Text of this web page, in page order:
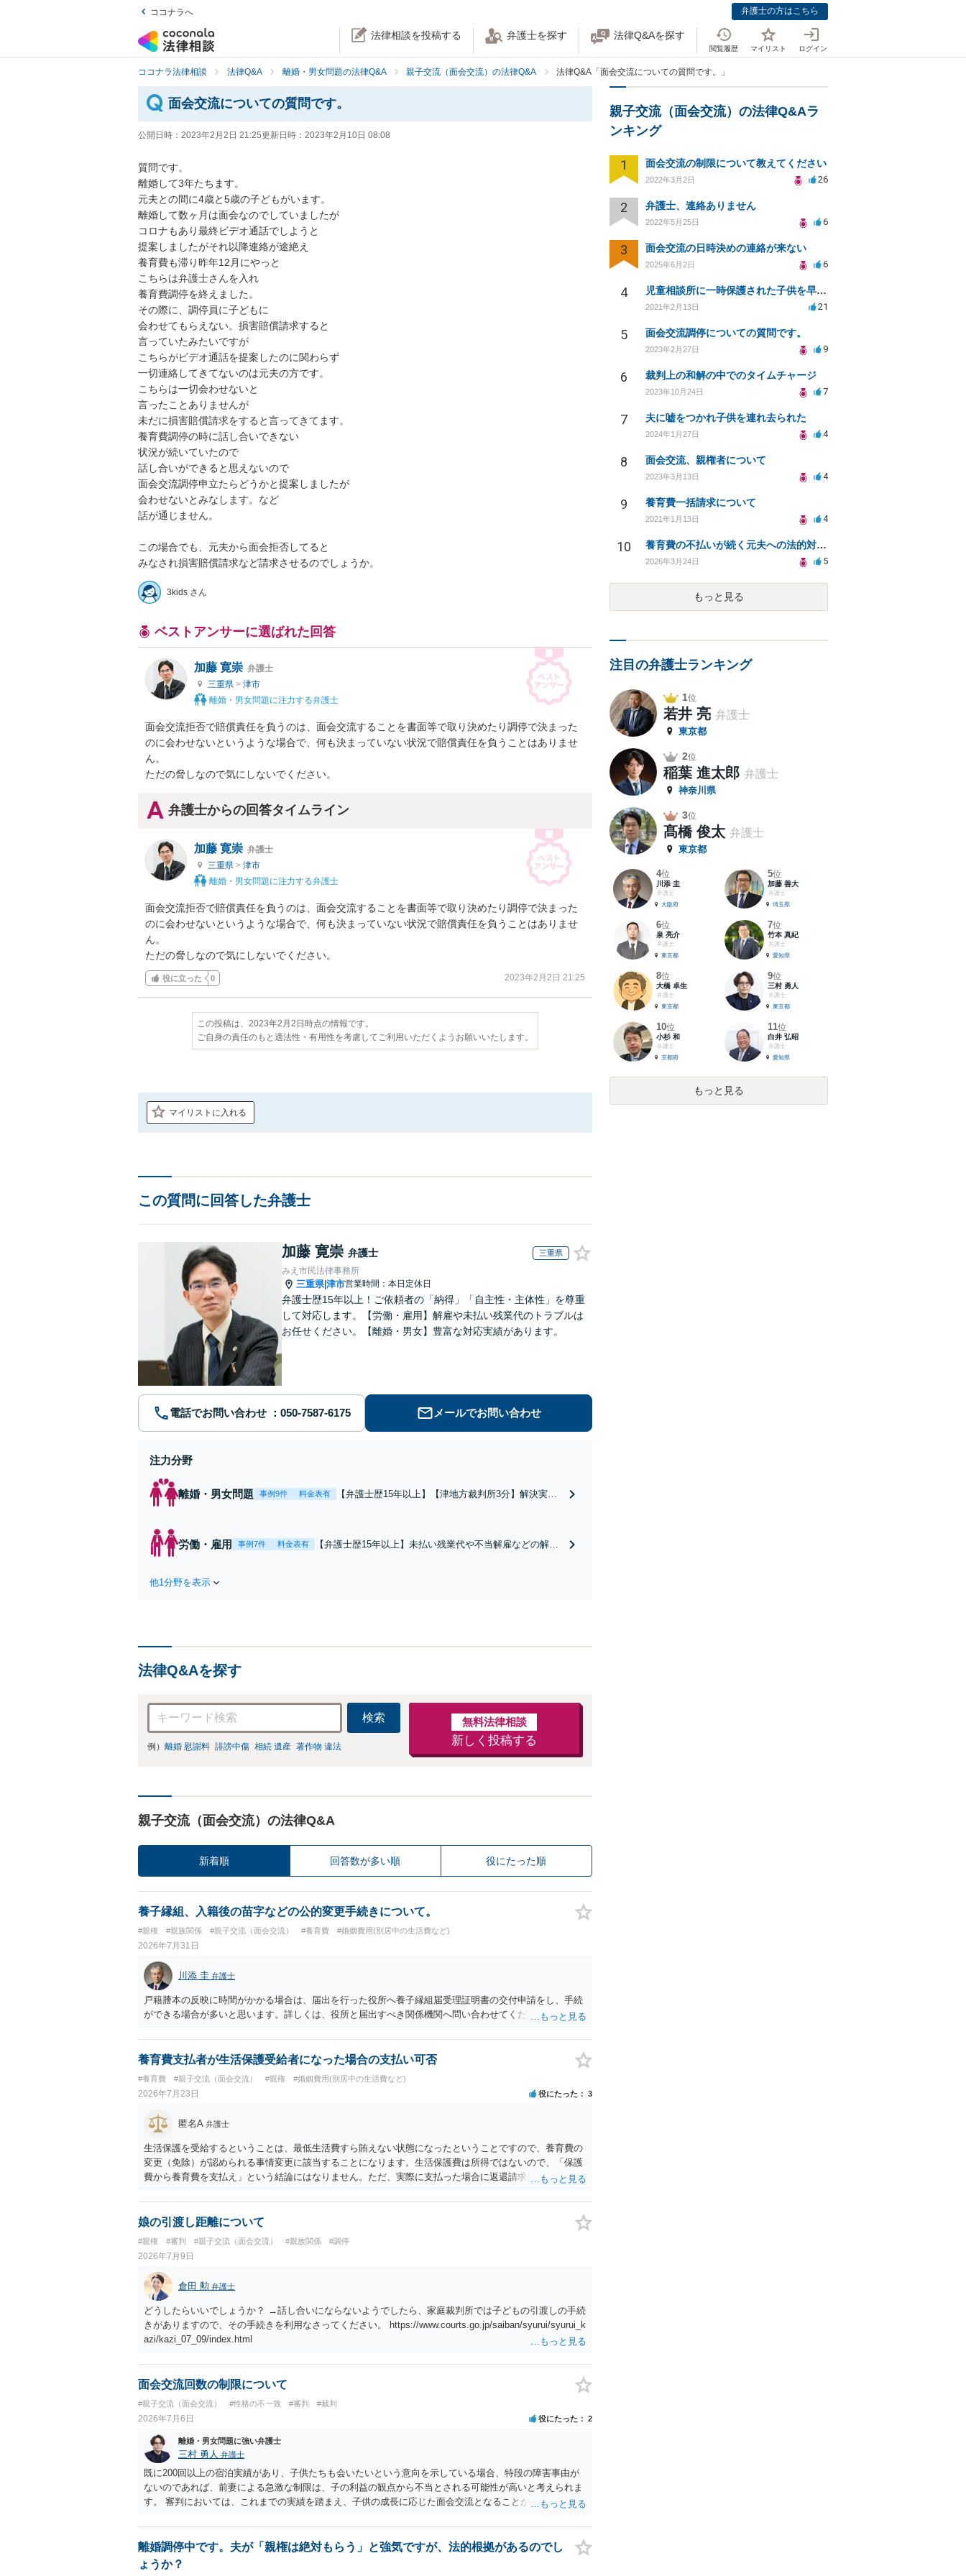
ココナラへ 弁護士の方はこちら
法律相談を投稿する 弁護士を探す 法律Q&Aを探す
閲覧履歴 マイリスト ログイン
ココナラ法律相談 法律Q&A 離婚・男女問題の法律Q&A 親子交流（面会交流）の法律Q&A 法律Q&A「面会交流についての質問です。」
面会交流についての質問です。
公開日時： 2023年2月2日 21:25更新日時： 2023年2月10日 08:08
質問です。
離婚して3年たちます。
元夫との間に4歳と5歳の子どもがいます。
離婚して数ヶ月は面会なのでしていましたが
コロナもあり最終ビデオ通話でしようと
提案しましたがそれ以降連絡が途絶え
養育費も滞り昨年12月にやっと
こちらは弁護士さんを入れ
養育費調停を終えました。
その際に、調停員に子どもに
会わせてもらえない。損害賠償請求すると
言っていたみたいですが
こちらがビデオ通話を提案したのに関わらず
一切連絡してきてないのは元夫の方です。
こちらは一切会わせないと
言ったことありませんが
未だに損害賠償請求をすると言ってきてます。
養育費調停の時に話し合いできない
状況が続いていたので
話し合いができると思えないので
面会交流調停申立たらどうかと提案しましたが
会わせないとみなします。など
話が通じません。
この場合でも、元夫から面会拒否してると
みなされ損害賠償請求など請求させるのでしょうか。
3kids さん
ベストアンサーに選ばれた回答
加藤 寛崇 弁護士
三重県 > 津市
離婚・男女問題に注力する弁護士
面会交流拒否で賠償責任を負うのは、面会交流することを書面等で取り決めたり調停で決まった
のに会わせないというような場合で、何も決まっていない状況で賠償責任を負うことはありませ
ん。
ただの脅しなので気にしないでください。
弁護士からの回答タイムライン
加藤 寛崇 弁護士
三重県 > 津市
離婚・男女問題に注力する弁護士
面会交流拒否で賠償責任を負うのは、面会交流することを書面等で取り決めたり調停で決まった
のに会わせないというような場合で、何も決まっていない状況で賠償責任を負うことはありませ
ん。
ただの脅しなので気にしないでください。
役に立った 0 2023年2月2日 21:25
この投稿は、2023年2月2日時点の情報です。
ご自身の責任のもと適法性・有用性を考慮してご利用いただくようお願いいたします。
マイリストに入れる
この質問に回答した弁護士
加藤 寛崇 弁護士 三重県
みえ市民法律事務所
三重県|津市営業時間：本日定休日
弁護士歴15年以上！ご依頼者の「納得」「自主性・主体性」を尊重
して対応します。【労働・雇用】解雇や未払い残業代のトラブルは
お任せください。【離婚・男女】豊富な対応実績があります。
電話でお問い合わせ メールでお問い合わせ
注力分野
離婚・男女問題 事例9件 料金表有
【弁護士歴15年以上】【津地方裁判所3分】解決実績
ま連れの相談可】
労働・雇用 事例7件 料金表有
【弁護士歴15年以上】未払い残業代や不当解雇などの解決
他1分野を表示
法律Q&Aを探す
検索
例） 離婚 慰謝料 誹謗中傷 相続 遺産 著作物 違法
無料法律相談
新しく投稿する
親子交流（面会交流）の法律Q&A
新着順 回答数が多い順 役にたった順
養子縁組、入籍後の苗字などの公的変更手続きについて。
#親権 #親族関係 #親子交流（面会交流） #養育費 #婚姻費用(別居中の生活費など)
2026年7月31日
川添 圭 弁護士
戸籍謄本の反映に時間がかかる場合は、届出を行った役所へ養子縁組届受理証明書の交付申請をし、手続
ができる場合が多いと思います。詳しくは、役所と届出すべき関係機関へ問い合わせてください。
養育費支払者が生活保護受給者になった場合の支払い可否
#養育費 #親子交流（面会交流） #親権 #婚姻費用(別居中の生活費など)
2026年7月23日 役にたった 3
匿名A 弁護士
生活保護を受給するということは、最低生活費すら賄えない状態になったということですので、養育費の
変更（免除）が認められる事情変更に該当することになります。生活保護費は所得ではないので、「保護
費から養育費を支払え」という結論にはなりません。ただ、実際に支払った場合に返還請求権が認められ
ということになるので、生活保護を受給することになった時はすみやかに合意のための話し合いあるいは
調停申立てをすべきでしょう。
娘の引渡し距離について
#親権 #審判 #親子交流（面会交流） #親族関係 #調停
2026年7月9日
倉田 勲 弁護士
どうしたらいいでしょうか？ →話し合いにならないようでしたら、家庭裁判所では子どもの引渡しの手続
きがありますので、その手続きを利用なさってください。 https://www.courts.go.jp/saiban/syurui/syurui_k
azi/kazi_07_09/index.html
面会交流回数の制限について
#親子交流（面会交流） #性格の不一致 #審判 #裁判
2026年7月6日 役にたった 2
離婚・男女問題に強い弁護士
三村 勇人 弁護士
既に200回以上の宿泊実績があり、子供たちも会いたいという意向を示している場合、特段の障害事由が
ないのであれば、前妻による急激な制限は、子の利益の観点から不当とされる可能性が高いと考えられま
す。 審判においては、これまでの実績を踏まえ、子供の成長に応じた面会交流となることが期待できるか
離婚調停中です。夫が「親権は絶対もらう」と強気ですが、法的根拠があるのでし
ょうか？
親子交流（面会交流）の法律Q&Aラ
ンキング
1 面会交流の制限について教えてください
2022年3月2日 26
2 弁護士、連絡ありません
2022年5月25日 6
3 面会交流の日時決めの連絡が来ない
2025年6月2日 6
4 児童相談所に一時保護された子供を早く返してもらうために何をしたら良いでしょうか？
2021年2月13日 21
5 面会交流調停についての質問です。
2023年2月27日 9
6 裁判上の和解の中でのタイムチャージ
2023年10月24日 7
7 夫に嘘をつかれ子供を連れ去られた
2024年1月27日 4
8 面会交流、親権者について
2023年3月13日 4
9 養育費一括請求について
2021年1月13日 4
10 養育費の不払いが続く元夫への法的対応策は？
2026年3月24日 5
もっと見る
注目の弁護士ランキング
1位
若井 亮 弁護士
東京都
2位
稲葉 進太郎 弁護士
神奈川県
3位
髙橋 俊太 弁護士
東京都
4位
川添 圭
弁護士
大阪府
5位
加藤 善大
弁護士
埼玉県
6位
泉 亮介
弁護士
東京都
7位
竹本 真紀
弁護士
愛知県
8位
大橋 卓生
弁護士
東京都
9位
三村 勇人
弁護士
東京都
10位
小杉 和
弁護士
京都府
11位
白井 弘昭
弁護士
愛知県
もっと見る